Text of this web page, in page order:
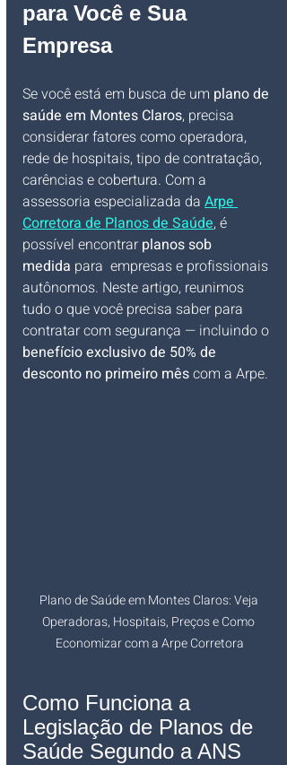
para Você e Sua
Empresa
Se você está em busca de um plano de
saúde em Montes Claros, precisa
considerar fatores como operadora,
rede de hospitais, tipo de contratação,
carências e cobertura. Com a
assessoria especializada da Arpe
Corretora de Planos de Saúde, é
possível encontrar planos sob
medida para  empresas e profissionais
autônomos. Neste artigo, reunimos
tudo o que você precisa saber para
contratar com segurança — incluindo o
benefício exclusivo de 50% de
desconto no primeiro mês com a Arpe.
Plano de Saúde em Montes Claros: Veja
Operadoras, Hospitais, Preços e Como
Economizar com a Arpe Corretora
Como Funciona a
Legislação de Planos de
Saúde Segundo a ANS